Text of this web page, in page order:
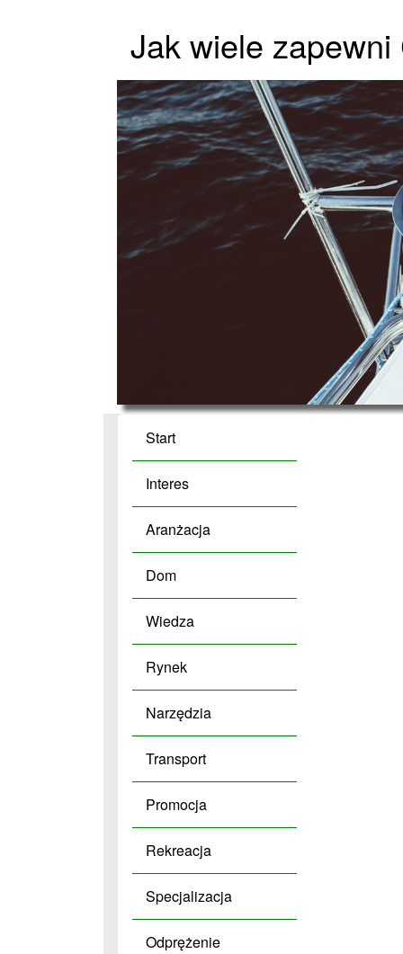
Jak wiele
Start
Interes
Aranżacja
Dom
Wiedza
Rynek
Narzędzia
Transport
Promocja
Rekreacja
Specjalizacja
Odprężenie